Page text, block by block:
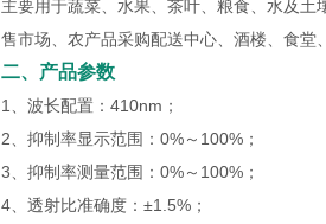
主要用于蔬菜、水果、茶叶、粮食、水及
售市场、农产品采购配送中心、酒楼、食堂
二、产品参数
1、波长配置：410nm；
2、抑制率显示范围：0%～100%；
3、抑制率测量范围：0%～100%；
4、透射比准确度：±1.5%；